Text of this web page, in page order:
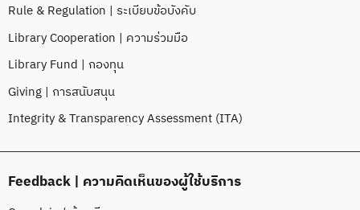
Rule & Regulation | ระเบียบข้อบังคับ
Library Cooperation | ความร่วมมือ
Library Fund | กองทุน
Giving | การสนับสนุน
Integrity & Transparency Assessment (ITA)
Feedback | ความคิดเห็นของผู้ใช้บริการ